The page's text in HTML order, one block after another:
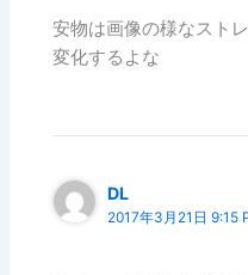
安物は画像の様なスト
変化するよな
DL
2017年3月21日 9:15